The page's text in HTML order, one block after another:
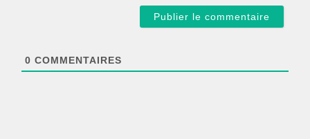
0 COMMENTAIRES